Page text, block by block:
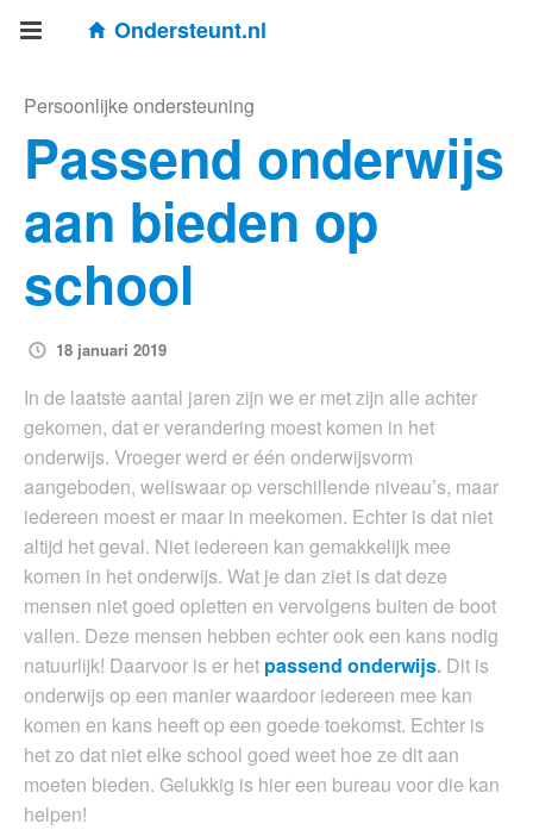
Ondersteunt.nl
Persoonlijke ondersteuning
Passend onderwijs
aan bieden op
school
18 januari 2019
In de laatste aantal jaren zijn we er met zijn alle achter
gekomen, dat er verandering moest komen in het
onderwijs. Vroeger werd er één onderwijsvorm
aangeboden, weliswaar op verschillende niveau’s, maar
iedereen moest er maar in meekomen. Echter is dat niet
altijd het geval. Niet iedereen kan gemakkelijk mee
komen in het onderwijs. Wat je dan ziet is dat deze
mensen niet goed opletten en vervolgens buiten de boot
vallen. Deze mensen hebben echter ook een kans nodig
natuurlijk! Daarvoor is er het passend onderwijs. Dit is
onderwijs op een manier waardoor iedereen mee kan
komen en kans heeft op een goede toekomst. Echter is
het zo dat niet elke school goed weet hoe ze dit aan
moeten bieden. Gelukkig is hier een bureau voor die kan
helpen!